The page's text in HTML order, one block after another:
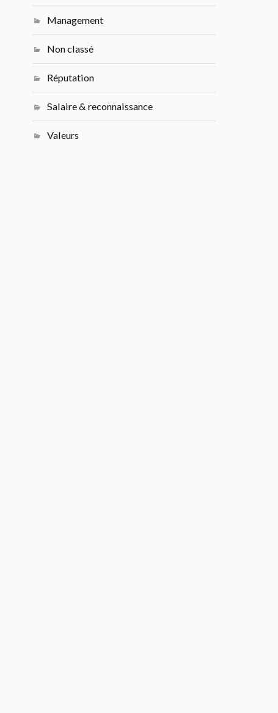
Management
Non classé
Réputation
Salaire & reconnaissance
Valeurs